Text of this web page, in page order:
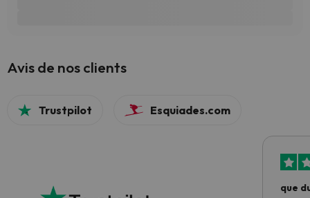
Avis de nos clients
Trustpilot Esquiades.com
que